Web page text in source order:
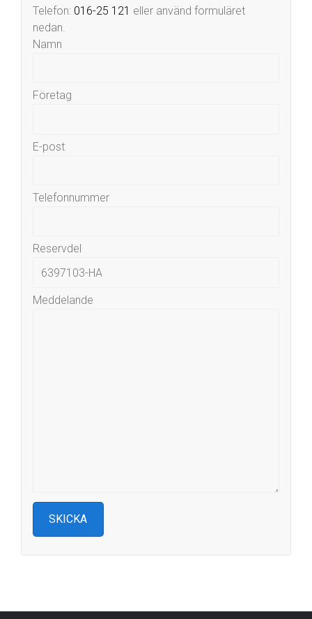
Telefon: 016-25 121 eller använd formuläret
nedan.
Namn
Företag
E-post
Telefonnummer
Reservdel
Meddelande